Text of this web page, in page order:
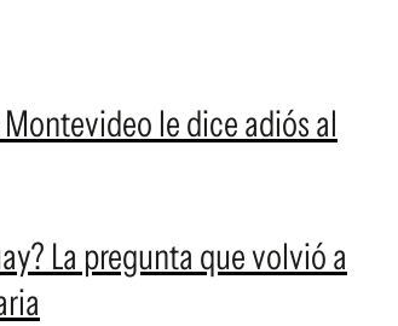
le dice adiós al
La pregunta que volvió a